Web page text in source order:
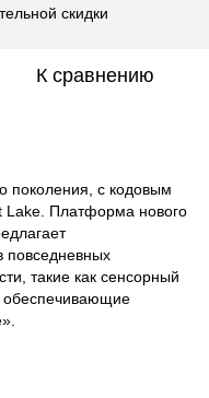
скидки
К сравнению
поколения, с кодовым
Lake. Платформа нового
повседневных
такие как сенсорный
обеспечивающие